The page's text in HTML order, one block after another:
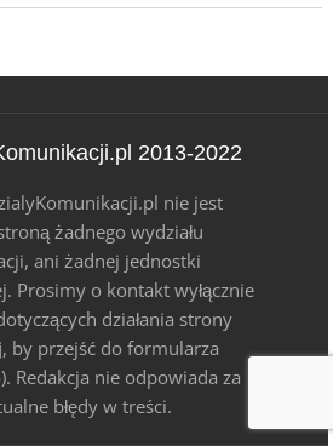
2013-2022
nie jest
żadnego wydziału
ani żadnej jednostki
Prosimy o kontakt wyłącznie
działania strony
, by przejść do formularza
Redakcja nie odpowiada za
błędy w treści.